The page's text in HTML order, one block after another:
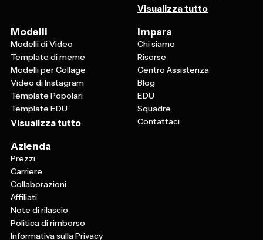
Visualizza tutto
Modelli
Modelli di Video
Template di meme
Modelli per Collage
Video di Instagram
Template Popolari
Template EDU
Visualizza tutto
Impara
Chi siamo
Risorse
Centro Assistenza
Blog
EDU
Squadre
Contattaci
Azienda
Prezzi
Carriere
Collaborazioni
Affiliati
Note di rilascio
Politica di rimborso
Informativa sulla Privacy